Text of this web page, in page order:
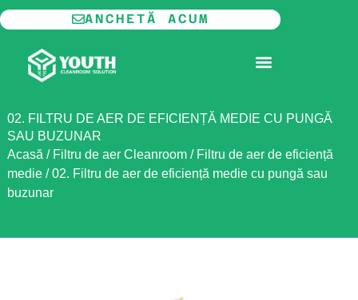
Skip
to
content
ANCHETĂ ACUM
02. FILTRU DE AER DE EFICIENȚĂ MEDIE CU PUNGĂ
SAU BUZUNAR
Acasă / Filtru de aer Cleanroom/ Filtru de aer de eficiență
medie/02. Filtru de aer de eficiență medie cu pungă sau
buzunar